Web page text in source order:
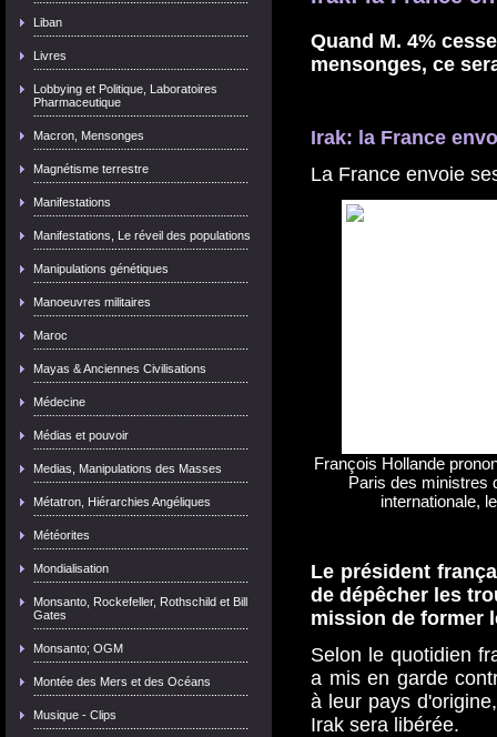
Liban
Livres
Lobbying et Politique, Laboratoires
Pharmaceutique
Macron, Mensonges
Magnétisme terrestre
Manifestations
Manifestations, Le réveil des populations
Manipulations génétiques
Manoeuvres militaires
Maroc
Mayas & Anciennes Civilisations
Médecine
Médias et pouvoir
Medias, Manipulations des Masses
Métatron, Hiérarchies Angéliques
Météorites
Mondialisation
Monsanto, Rockefeller, Rothschild et Bill
Gates
Monsanto; OGM
Montée des Mers et des Océans
Musique - Clips
Quand M. 4%
mensonges, ce
Irak: la France
La France envoie
François Hollande
Paris des ministres
internationale,
Le président
de dépêcher les
mission de former
Selon le quotidien
a mis en garde
à leur pays
Irak sera libérée.